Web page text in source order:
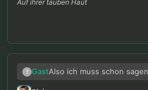
Auf ihrer tauben Haut
? GastAlso ich muss schon
antwortet. Das schätze